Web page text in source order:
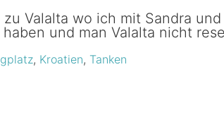
Valalta wo ich mit Sandra
und man Valalta nicht
, Kroatien, Tanken